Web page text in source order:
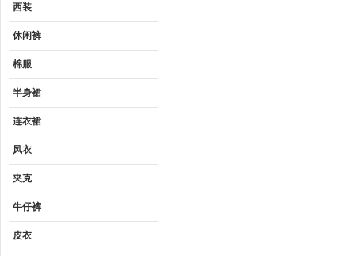
西装
休闲裤
棉服
半身裙
连衣裙
风衣
夹克
牛仔裤
皮衣